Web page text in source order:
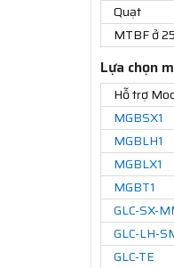
Quạt
MTBF ở
Lựa chọn
Hỗ trợ
MGBSX1
MGBLH1
MGBLX1
MGBT1
GLC-SX-
GLC-LH-
GLC-TE